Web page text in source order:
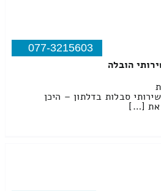
077-3215603
הובלה
סבלות בדלתון – היכן
את […]